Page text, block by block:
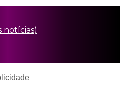
notícias)